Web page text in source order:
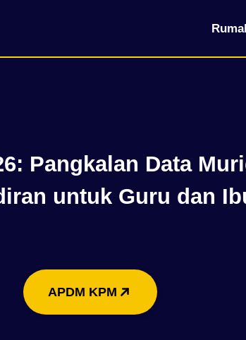
Pangkalan Data
untuk Guru dan
APDM KPM